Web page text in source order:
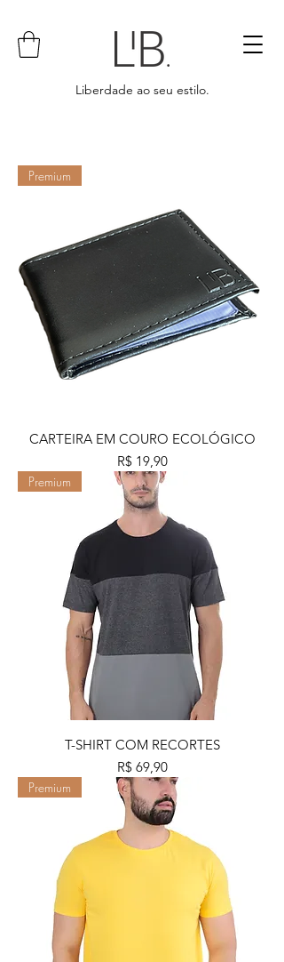
Liberdade ao seu estilo.
Premium
CARTEIRA EM COURO ECOLÓGICO
Preço
R$ 19,90
Premium
T-SHIRT COM RECORTES
Preço
R$ 69,90
Premium